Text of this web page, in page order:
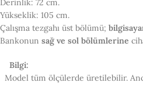
Derinlik: 72 cm.
Yükseklik: 105 cm.
Çalışma tezgahı üst bölümü;
Bankonun sağ ve sol bölümlerine
Bilgi:
Model tüm ölçülerde üretilebilir.